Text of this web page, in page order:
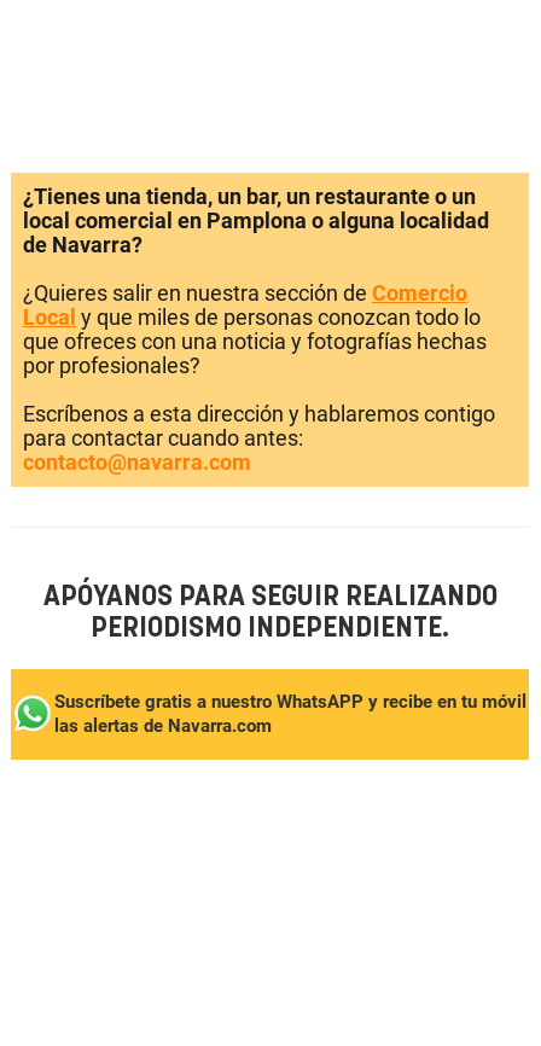
¿Tienes una tienda, un bar, un restaurante o un
local comercial en Pamplona o alguna localidad
de Navarra?
¿Quieres salir en nuestra sección de Comercio
Local y que miles de personas conozcan todo lo
que ofreces con una noticia y fotografías hechas
por profesionales?
Escríbenos a esta dirección y hablaremos contigo
para contactar cuando antes:
contacto@navarra.com
APÓYANOS PARA SEGUIR REALIZANDO
PERIODISMO INDEPENDIENTE.
Suscríbete gratis a nuestro WhatsAPP y recibe en tu móvil
las alertas de Navarra.com